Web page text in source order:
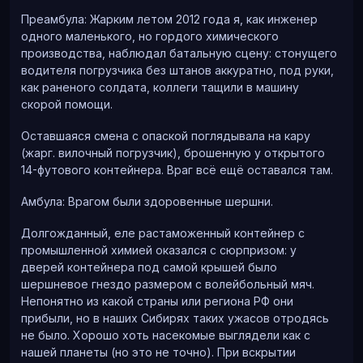
Преамбула: Жарким летом 2012 года я, как инженер
одного маленького, но гордого химического
производства, наблюдал батальную сцену: стонущего
водителя погрузчика без штанов аккуратно, под руки,
как раненого солдата, коллеги тащили в машину
скорой помощи.
Оставшаяся смена с опаской поглядывала на кару
(жарг. вилочный погрузчик), брошенную у открытого
14-футового контейнера. Враг всё ещё оставался там.
Амбула: Врагом были здоровенные шершни.
Долгожданный, еле растаможенный контейнер с
промышленной химией оказался с сюрпризом: у
дверей контейнера под самой крышей было
шершневое гнездо размером с волейбольный мяч.
Непонятно из какой страны или региона РФ они
прибыли, но в наших Сибирях таких ужасов отродясь
не было. Хорошо хоть насекомые выглядели как с
нашей планеты (но это не точно). При вскрытии